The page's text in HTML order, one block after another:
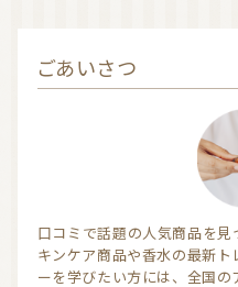
ごあいさつ
口コミで話題の人気商品を見つけたり、アロマ精油を使ったス
キンケア商品や香水の最新
ーを学びたい方には、全国